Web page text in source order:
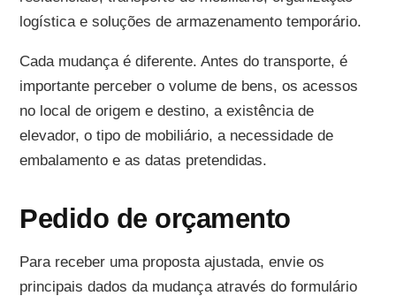
logística e soluções de armazenamento temporário.
Cada mudança é diferente. Antes do transporte, é
importante perceber o volume de bens, os acessos
no local de origem e destino, a existência de
elevador, o tipo de mobiliário, a necessidade de
embalamento e as datas pretendidas.
Pedido de orçamento
Para receber uma proposta ajustada, envie os
principais dados da mudança através do formulário